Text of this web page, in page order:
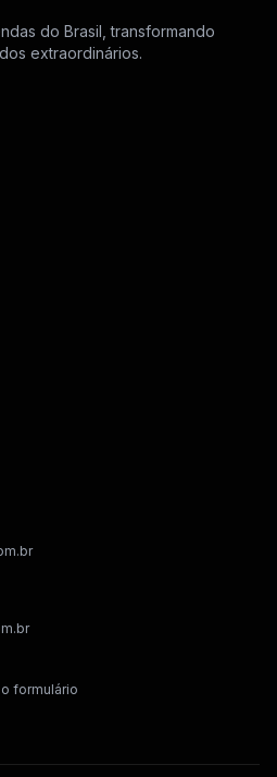
do Brasil, transformando
extraordinários.
formulário